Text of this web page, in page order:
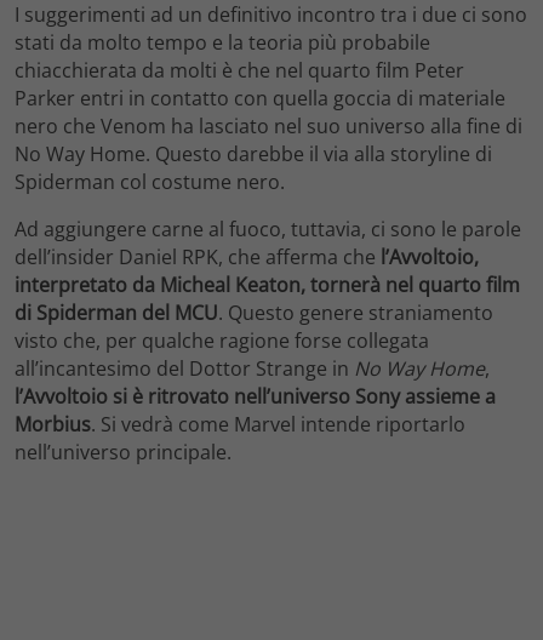
I suggerimenti ad un definitivo incontro tra i due ci sono
stati da molto tempo e la teoria più probabile
chiacchierata da molti è che nel quarto film Peter
Parker entri in contatto con quella goccia di materiale
nero che Venom ha lasciato nel suo universo alla fine di
No Way Home. Questo darebbe il via alla storyline di
Spiderman col costume nero.
Ad aggiungere carne al fuoco, tuttavia, ci sono le parole
dell’insider Daniel RPK, che afferma che l’Avvoltoio,
interpretato da Micheal Keaton, tornerà nel quarto film
di Spiderman del MCU. Questo genere straniamento
visto che, per qualche ragione forse collegata
all’incantesimo del Dottor Strange in No Way Home,
l’Avvoltoio si è ritrovato nell’universo Sony assieme a
Morbius. Si vedrà come Marvel intende riportarlo
nell’universo principale.